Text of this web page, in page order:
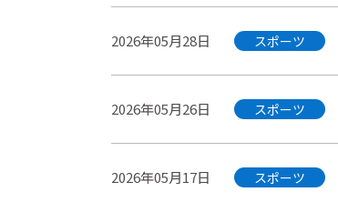
2026年05月28日 スポーツ
2026年05月26日 スポーツ
2026年05月17日 スポーツ